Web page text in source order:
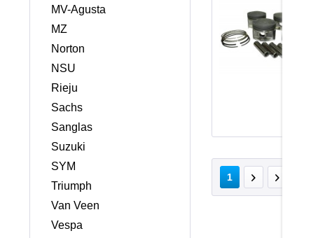
MV-Agusta
MZ
Norton
NSU
Rieju
Sachs
Sanglas
Suzuki
SYM
Triumph
Van Veen
Vespa
1